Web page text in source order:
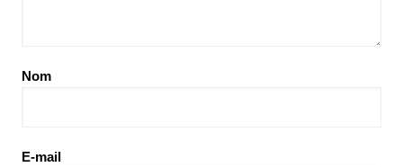
Nom
E-mail